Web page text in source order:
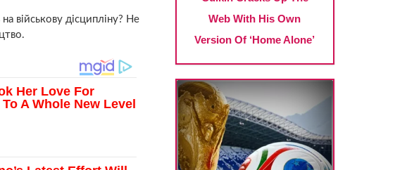
військову дісципліну? Не